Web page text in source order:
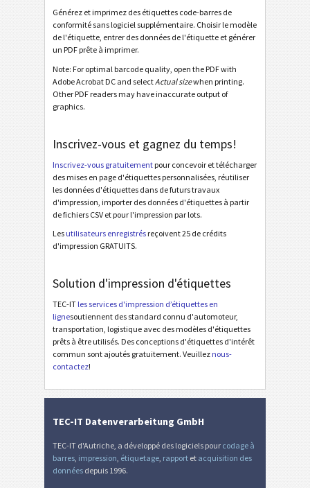
I Étiquettes d'inventaire
NF Nutrition Labels
€ Mandat SEPA
Diverse
Générez et imprimez des étiquettes code-barres de
conformité sans logiciel supplémentaire. Choisir le modèle
de l'étiquette, entrer des données de l'étiquette et générer
un PDF prête à imprimer.
Note: For optimal barcode quality, open the PDF with
Adobe Acrobat DC and selectActual sizewhen printing.
Other PDF readers may have inaccurate output of
graphics.
Inscrivez-vous et gagnez du temps!
Inscrivez-vous gratuitement pour concevoir et télécharger
des mises en page d'étiquettes personnalisées, réutiliser
les données d'étiquettes dans de futurs travaux
d'impression, importer des données d'étiquettes à partir
de fichiers CSV et pour l'impression par lots.
Les utilisateurs enregistrés reçoivent 25 de crédits
d'impression GRATUITS.
Solution d'impression d'étiquettes
TEC-IT les services d'impression d’étiquettes en
lignesoutiennent des standard connu d'automoteur,
transportation, logistique avec des modèles d'étiquettes
prêts à être utilisés. Des conceptions d'étiquettes d'intérêt
commun sont ajoutés gratuitement. Veuillez nous-
contactez!
TEC-IT Datenverarbeitung GmbH
TEC-IT d'Autriche, a développé des logiciels pour codage à
barres, impression, étiquetage, rapport et acquisition des
données depuis 1996.